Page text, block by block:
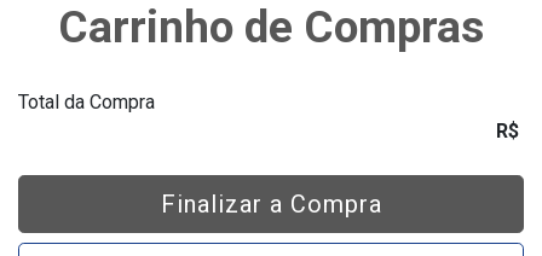
Carrinho de Compras
Total da Compra
R$
Finalizar a Compra